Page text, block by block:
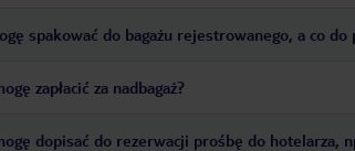
spakować do bagażu rejestrowanego, a co do
zapłacić za nadbagaż?
dopisać do rezerwacji prośbę do hotelarza,